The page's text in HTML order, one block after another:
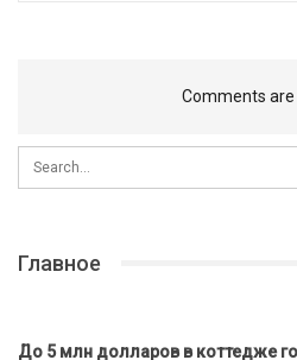
Comments are
Главное
До 5 млн долларов в коттедже